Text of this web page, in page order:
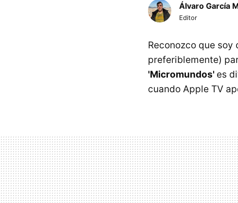
Álvaro García
Editor
Reconozco que soy
preferiblemente)
'Micromundos' es
cuando Apple TV